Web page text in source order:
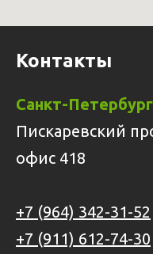
Контакты
Санкт-Петербург
Пискаревский
офис 418
+7 (964) 342-31-52
+7 (911) 612-74-30